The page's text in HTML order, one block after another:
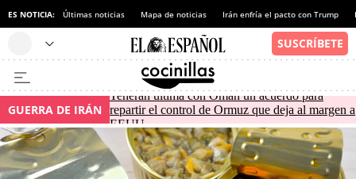
ES NOTICIA: Últimas noticias Mapa de noticias Irán enfría el pacto con Trump
GUERRA DE IRÁN
Teherán ultima con Omán un acuerdo para
repartir el control de Ormuz que deja al margen a
EEUU